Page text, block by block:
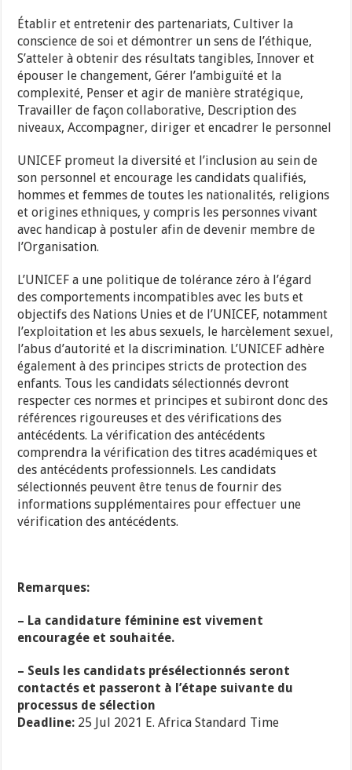
Établir et entretenir des partenariats, Cultiver la
conscience de soi et démontrer un sens de l’éthique,
S’atteler à obtenir des résultats tangibles, Innover et
épouser le changement, Gérer l’ambiguïté et la
complexité, Penser et agir de manière stratégique,
Travailler de façon collaborative, Description des
niveaux, Accompagner, diriger et encadrer le personnel
UNICEF promeut la diversité et l’inclusion au sein de
son personnel et encourage les candidats qualifiés,
hommes et femmes de toutes les nationalités, religions
et origines ethniques, y compris les personnes vivant
avec handicap à postuler afin de devenir membre de
l’Organisation.
L’UNICEF a une politique de tolérance zéro à l’égard
des comportements incompatibles avec les buts et
objectifs des Nations Unies et de l’UNICEF, notamment
l’exploitation et les abus sexuels, le harcèlement sexuel,
l’abus d’autorité et la discrimination. L’UNICEF adhère
également à des principes stricts de protection des
enfants. Tous les candidats sélectionnés devront
respecter ces normes et principes et subiront donc des
références rigoureuses et des vérifications des
antécédents. La vérification des antécédents
comprendra la vérification des titres académiques et
des antécédents professionnels. Les candidats
sélectionnés peuvent être tenus de fournir des
informations supplémentaires pour effectuer une
vérification des antécédents.
Remarques:
– La candidature féminine est vivement
encouragée et souhaitée.
– Seuls les candidats présélectionnés seront
contactés et passeront à l’étape suivante du
processus de sélection
Deadline: 25 Jul 2021 E. Africa Standard Time